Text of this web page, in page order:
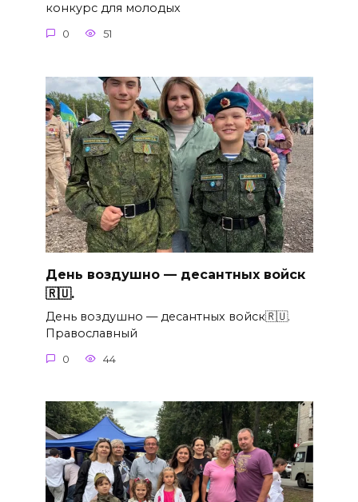
конкурс для молодых
0 51
День воздушно — десантных войск
🇷🇺.
День воздушно — десантных войск🇷🇺.
Православный
0 44